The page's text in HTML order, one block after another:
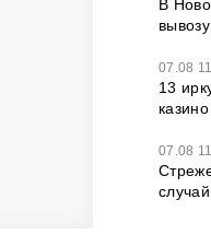
В
07.08
13
казино
07.08